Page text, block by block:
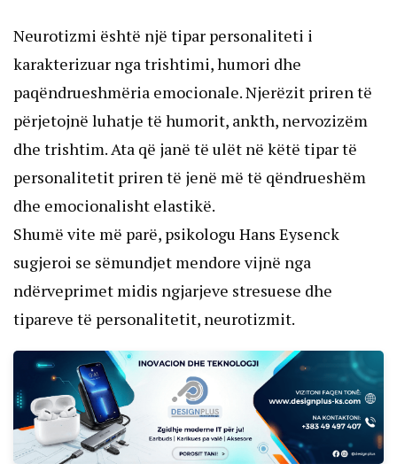
Neurotizmi është një tipar personaliteti i
karakterizuar nga trishtimi, humori dhe
paqëndrueshmëria emocionale. Njerëzit priren të
përjetojnë luhatje të humorit, ankth, nervozizëm
dhe trishtim. Ata që janë të ulët në këtë tipar të
personalitetit priren të jenë më të qëndrueshëm
dhe emocionalisht elastikë.
Shumë vite më parë, psikologu Hans Eysenck
sugjeroi se sëmundjet mendore vijnë nga
ndërveprimet midis ngjarjeve stresuese dhe
tipareve të personalitetit, neurotizmit.